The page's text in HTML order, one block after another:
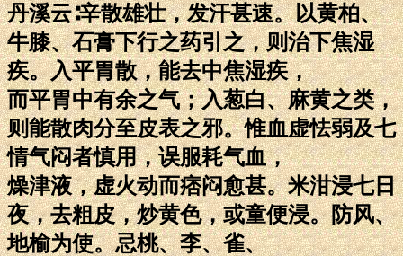
丹溪云∶辛散雄壮，发汗甚速。以黄柏、
牛膝、石膏下行之药引之，则治下焦湿
疾。入平胃散，能去中焦湿疾，
而平胃中有余之气；入葱白、麻黄之类，
则能散肉分至皮表之邪。惟血虚怯弱及七
情气闷者慎用，误服耗气血，
燥津液，虚火动而痞闷愈甚。米泔浸七日
夜，去粗皮，炒黄色，或童便浸。防风、
地榆为使。忌桃、李、雀、